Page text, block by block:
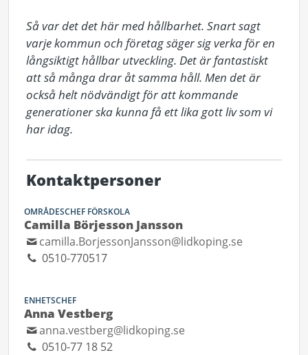
Så var det det här med hållbarhet. Snart sagt
varje kommun och företag säger sig verka för en
långsiktigt hållbar utveckling. Det är fantastiskt
att så många drar åt samma håll. Men det är
också helt nödvändigt för att kommande
generationer ska kunna få ett lika gott liv som vi
har idag.
Kontaktpersoner
OMRÅDESCHEF FÖRSKOLA
Camilla Börjesson Jansson
camilla.BorjessonJansson@lidkoping.se
0510-770517
ENHETSCHEF
Anna Vestberg
anna.vestberg@lidkoping.se
0510-77 18 52